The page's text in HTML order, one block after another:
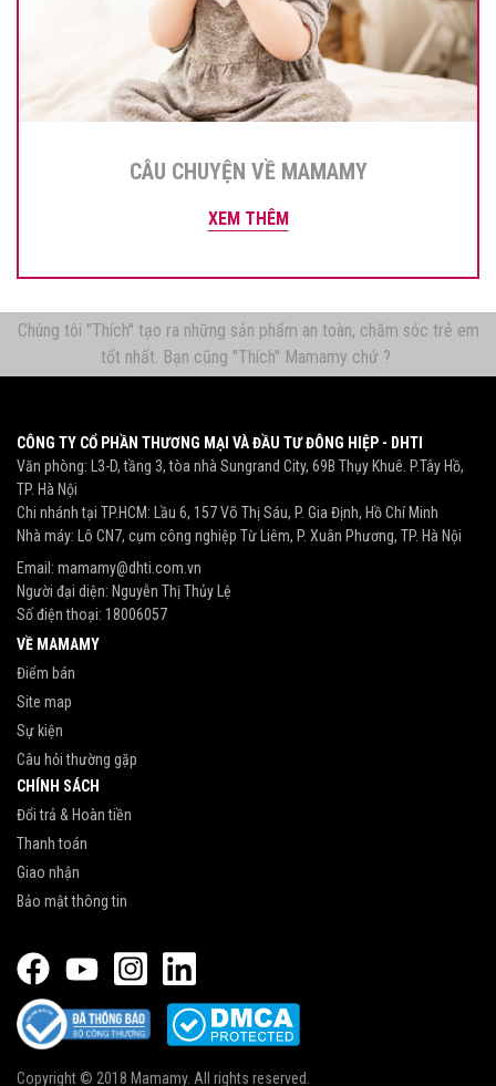
CÂU CHUYỆN VỀ MAMAMY
XEM THÊM
Chúng tôi "Thích" tạo ra những sản phẩm an toàn, chăm sóc trẻ em
tốt nhất. Bạn cũng "Thích" Mamamy chứ ?
CÔNG TY CỔ PHẦN THƯƠNG MẠI VÀ ĐẦU TƯ ĐÔNG HIỆP - DHTI
Văn phòng: L3-D, tầng 3, tòa nhà Sungrand City, 69B Thụy Khuê. P.Tây Hồ,
TP. Hà Nội
Chi nhánh tại TP.HCM: Lầu 6, 157 Võ Thị Sáu, P. Gia Định, Hồ Chí Minh
Nhà máy: Lô CN7, cụm công nghiệp Từ Liêm, P. Xuân Phương, TP. Hà Nội
Email: mamamy@dhti.com.vn
Người đại diện: Nguyễn Thị Thủy Lệ
Số điện thoại: 18006057
VỀ MAMAMY
Điểm bán
Site map
Sự kiện
Câu hỏi thường gặp
CHÍNH SÁCH
Đổi trả & Hoàn tiền
Thanh toán
Giao nhận
Bảo mật thông tin
Copyright © 2018 Mamamy. All rights reserved.